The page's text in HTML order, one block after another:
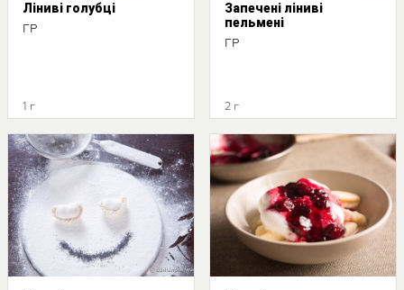
Ліниві голубці
ГР
1 г
Запечені ліниві
пельмені
ГР
2 г